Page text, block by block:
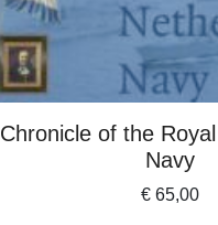
Chronicle of the
Navy
€65,00